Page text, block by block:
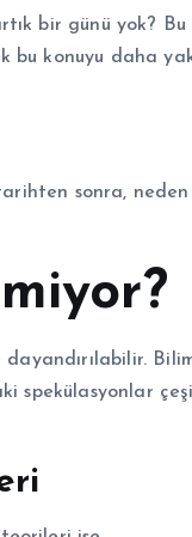
bir günü yok? Bu
bu konuyu daha
sonra,
spekülasyonlar